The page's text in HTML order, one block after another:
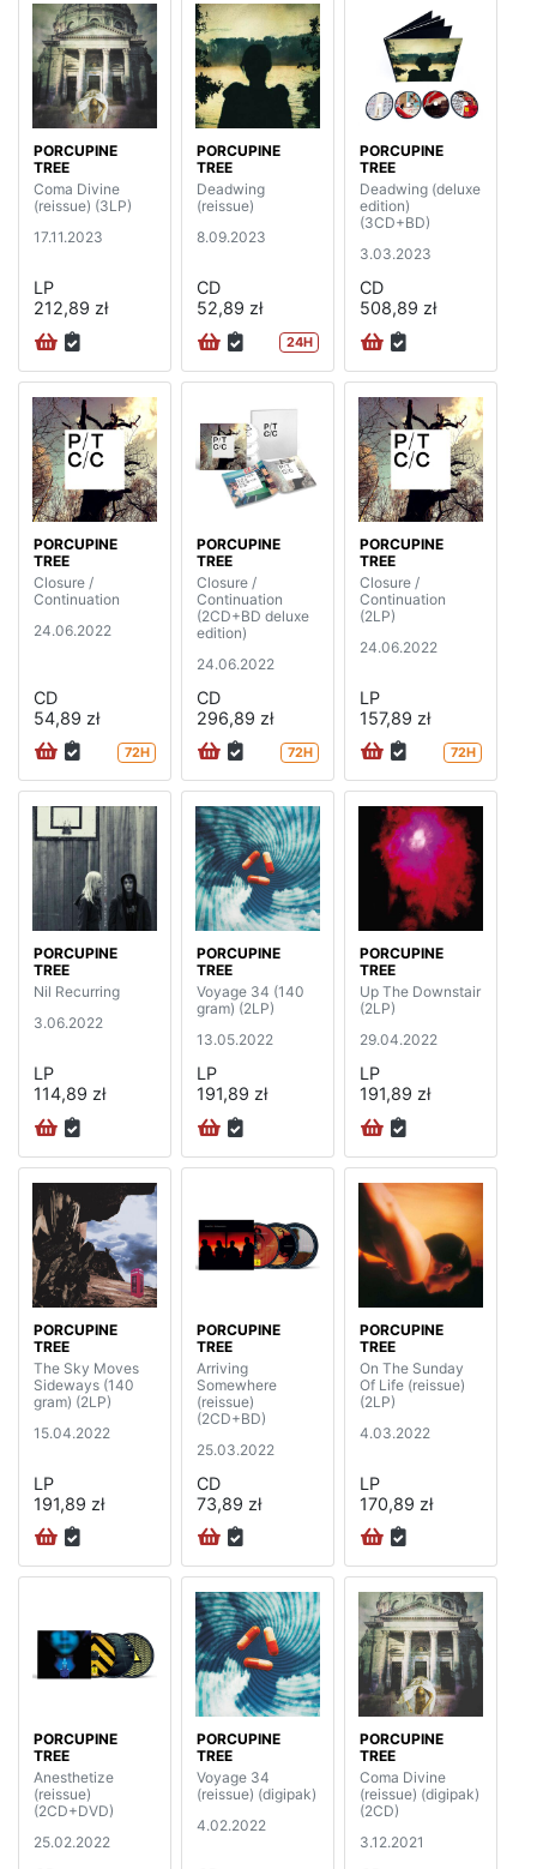
PORCUPINE
TREE
Coma Divine
(reissue) (3LP)
17.11.2023
LP
212,89 zł
PORCUPINE
TREE
Deadwing
(reissue)
8.09.2023
CD
52,89 zł
24H
PORCUPINE
TREE
Deadwing (deluxe
edition)
(3CD+BD)
3.03.2023
CD
508,89 zł
PORCUPINE
TREE
Closure /
Continuation
24.06.2022
CD
54,89 zł
72H
PORCUPINE
TREE
Closure /
Continuation
(2CD+BD deluxe
edition)
24.06.2022
CD
296,89 zł
72H
PORCUPINE
TREE
Closure /
Continuation
(2LP)
24.06.2022
LP
157,89 zł
72H
PORCUPINE
TREE
Nil Recurring
3.06.2022
LP
114,89 zł
PORCUPINE
TREE
Voyage 34 (140
gram) (2LP)
13.05.2022
LP
191,89 zł
PORCUPINE
TREE
Up The Downstair
(2LP)
29.04.2022
LP
191,89 zł
PORCUPINE
TREE
The Sky Moves
Sideways (140
gram) (2LP)
15.04.2022
LP
191,89 zł
PORCUPINE
TREE
Arriving
Somewhere
(reissue)
(2CD+BD)
25.03.2022
CD
73,89 zł
PORCUPINE
TREE
On The Sunday
Of Life (reissue)
(2LP)
4.03.2022
LP
170,89 zł
PORCUPINE
TREE
Anesthetize
(reissue)
(2CD+DVD)
25.02.2022
PORCUPINE
TREE
Voyage 34
(reissue) (digipak)
4.02.2022
PORCUPINE
TREE
Coma Divine
(reissue) (digipak)
(2CD)
3.12.2021